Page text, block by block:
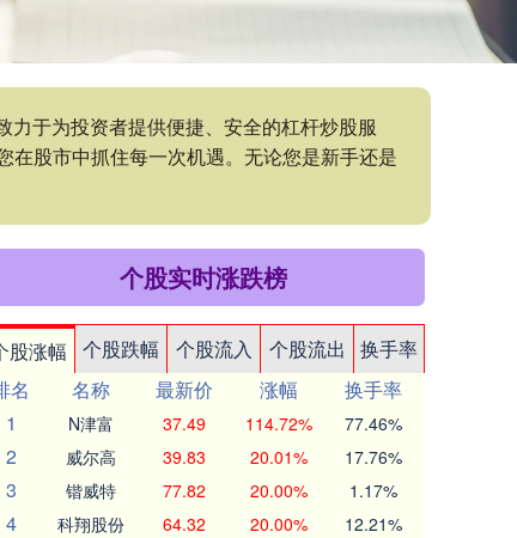
于为投资者提供便捷、安全的杠杆炒股服
股市中抓住每一次机遇。无论您是新手还是
个股实时涨跌榜
股涨幅 个股跌幅 个股流入 个股流出
换手率
名
名称 最新价 涨幅
换手率
1
N津富 37.49 114.72% 77.46%
2 威尔高 39.83 20.01% 17.76%
3 锴威特 77.82 20.00% 1.17%
4 科翔股份 64.32 20.00% 12.21%